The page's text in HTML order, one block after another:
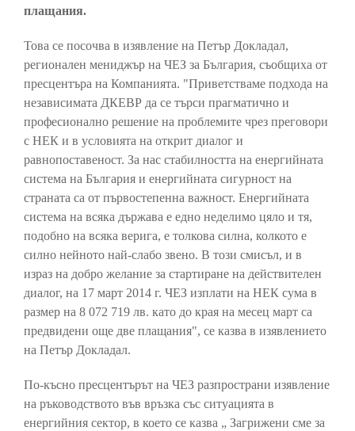
плащания.
Това се посочва в изявление на Петър Докладал,
регионален мениджър на ЧЕЗ за България, съобщиха от
пресцентъра на Компанията. "Приветстваме подхода на
независимата ДКЕВР да се търси прагматично и
професионално решение на проблемите чрез преговори
с НЕК и в условията на открит диалог и
равнопоставеност. За нас стабилността на енергийната
система на България и енергийната сигурност на
страната са от първостепенна важност. Енергийната
система на всяка държава е едно неделимо цяло и тя,
подобно на всяка верига, е толкова силна, колкото е
силно нейното най-слабо звено. В този смисъл, и в
израз на добро желание за стартиране на действителен
диалог, на 17 март 2014 г. ЧЕЗ изплати на НЕК сума в
размер на 8 072 719 лв. като до края на месец март са
предвидени още две плащания", се казва в изявлението
на Петър Докладал.
По-късно пресцентърът на ЧЕЗ разпространи изявление
на ръководството във връзка със ситуацията в
енергийния сектор, в което се казва „ Загрижени сме за